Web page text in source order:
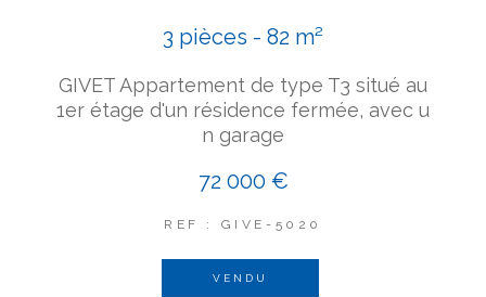
3 pièces - 82 m²
GIVET Appartement de type T3 situé au
1er étage d'un résidence fermée, avec u
n garage
72 000 €
REF : GIVE-5020
VENDU